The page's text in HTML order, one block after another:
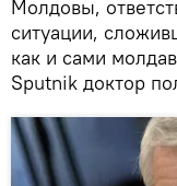
Молдовы,
ситуации,
как и сами
Sputnik доктор